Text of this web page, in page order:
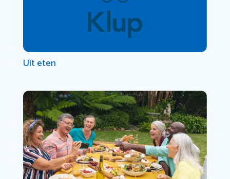
Uit eten